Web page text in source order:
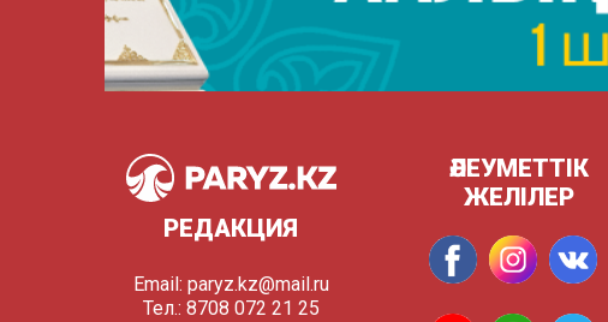
РЕДАКЦИЯ
Email: paryz.kz@mail.ru
Тел.: 8708 072 21 25
ӘЛЕУМЕТТІК
ЖЕЛІЛЕР